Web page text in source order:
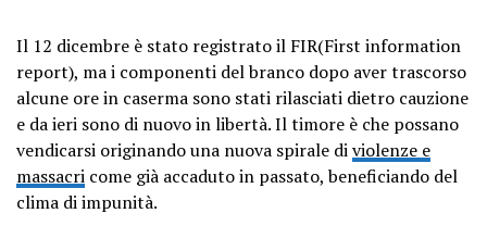
Il 12 dicembre è stato registrato il FIR(First information
report), ma i componenti del branco dopo aver trascorso
alcune ore in caserma sono stati rilasciati dietro cauzione
e da ieri sono di nuovo in libertà. Il timore è che possano
vendicarsi originando una nuova spirale diviolenze e
massacri come già accaduto in passato, beneficiando del
clima di impunità.